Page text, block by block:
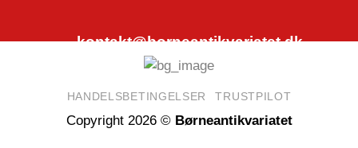
kontakt@borneantikvariatet.dk
HANDELSBETINGELSER TRUSTPILOT
Copyright 2026 © Børneantikvariatet